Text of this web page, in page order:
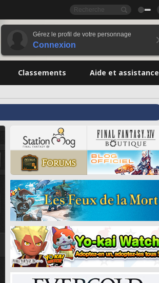
Gérez le profil de votre personnage
Connexion
Classements Aide et assistance